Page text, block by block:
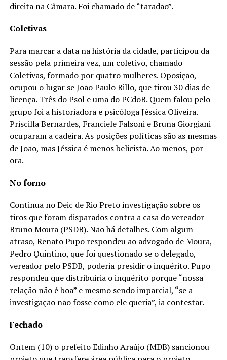
direita na Câmara. Foi chamado de “taradão”.
Coletivas
Para marcar a data na história da cidade, participou da
sessão pela primeira vez, um coletivo, chamado
Coletivas, formado por quatro mulheres. Oposição,
ocupou o lugar se João Paulo Rillo, que tirou 30 dias de
licença. Três do Psol e uma do PCdoB. Quem falou pelo
grupo foi a historiadora e psicóloga Jéssica Oliveira.
Priscilla Bernardes, Franciele Falsoni e Bruna Giorgiani
ocuparam a cadeira. As posições políticas são as mesmas
de João, mas Jéssica é menos belicista. Ao menos, por
ora.
No forno
Continua no Deic de Rio Preto investigação sobre os
tiros que foram disparados contra a casa do vereador
Bruno Moura (PSDB). Não há detalhes. Com algum
atraso, Renato Pupo respondeu ao advogado de Moura,
Pedro Quintino, que foi questionado se o delegado,
vereador pelo PSDB, poderia presidir o inquérito. Pupo
respondeu que distribuiria o inquérito porque “nossa
relação não é boa” e mesmo sendo imparcial, “se a
investigação não fosse como ele queria”, ia contestar.
Fechado
Ontem (10) o prefeito Edinho Araújo (MDB) sancionou